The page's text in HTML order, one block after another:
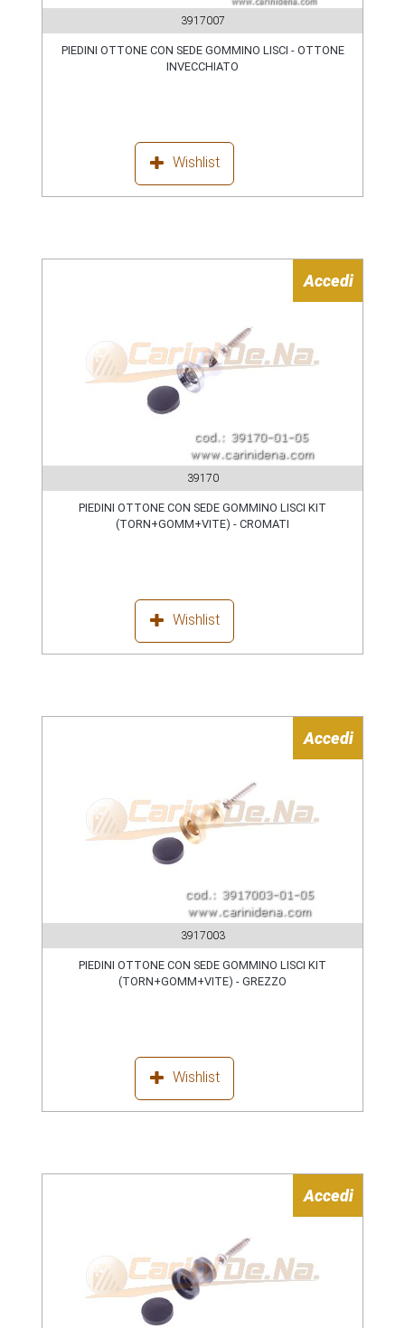
3917007
PIEDINI OTTONE CON SEDE GOMMINO LISCI - OTTONE
INVECCHIATO
Wishlist
Accedi
39170
PIEDINI OTTONE CON SEDE GOMMINO LISCI KIT
(TORN+GOMM+VITE) - CROMATI
Wishlist
Accedi
3917003
PIEDINI OTTONE CON SEDE GOMMINO LISCI KIT
(TORN+GOMM+VITE) - GREZZO
Wishlist
Accedi